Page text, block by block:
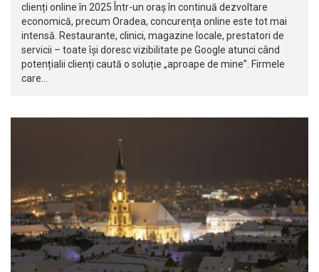
clienți online în 2025 Într-un oraș în continuă dezvoltare
economică, precum Oradea, concurența online este tot mai
intensă. Restaurante, clinici, magazine locale, prestatori de
servicii – toate își doresc vizibilitate pe Google atunci când
potențialii clienți caută o soluție „aproape de mine”. Firmele
care…